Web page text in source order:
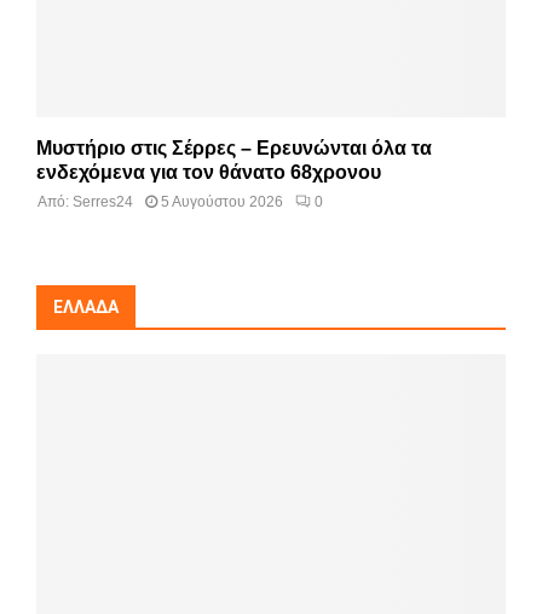
Μυστήριο στις Σέρρες – Ερευνώνται όλα τα
ενδεχόμενα για τον θάνατο 68χρονου
Από: Serres24 5 Αυγούστου 2026 0
ΕΛΛΆΔΑ